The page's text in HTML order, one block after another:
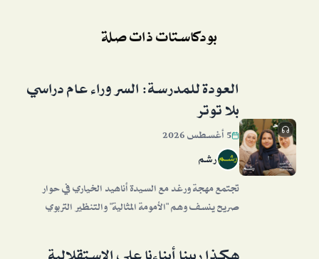
بودكاستات ذات صلة
العودة للمدرسة: السر وراء عام دراسي
بلا توتر
5 أغسطس 2026
رشم
تجتمع مهجة ورغد مع السيدة أناهيد الخياري في حوار
صريح ينسف وهم "الأمومة المثالية" والتنظير التربوي
أكثر من الطفل في أسبوع العودة للمدارس، ويدعو لوضع